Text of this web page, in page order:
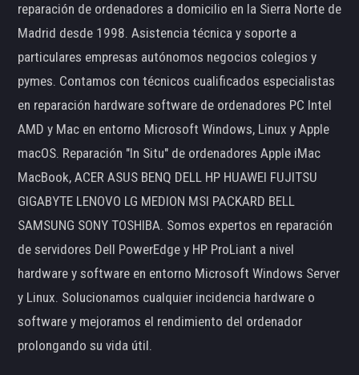
reparación de ordenadores a domicilio en la Sierra Norte de
Madrid desde 1998. Asistencia técnica y soporte a
particulares empresas autónomos negocios colegios y
pymes. Contamos con técnicos cualificados especialistas
en reparación hardware software de ordenadores PC Intel
AMD y Mac en entorno Microsoft Windows, Linux y Apple
macOS. Reparación "In Situ" de ordenadores Apple iMac
MacBook, ACER ASUS BENQ DELL HP HUAWEI FUJITSU
GIGABYTE LENOVO LG MEDION MSI PACKARD BELL
SAMSUNG SONY TOSHIBA. Somos expertos en reparación
de servidores Dell PowerEdge y HP ProLiant a nivel
hardware y software en entorno Microsoft Windows Server
y Linux. Solucionamos cualquier incidencia hardware o
software y mejoramos el rendimiento del ordenador
prolongando su vida útil.